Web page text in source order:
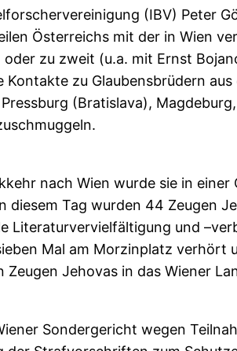
(IBV) Peter
Österreichs mit der in Wien
zu zweit (u.a. mit Ernst
zu Glaubensbrüdern
(Bratislava),
nach Wien wurde sie in einer
Tag wurden 44 Zeugen
Literaturvervielfältigung und
Mal am Morzinplatz verhört
Jehovas in das Wiener
Sondergericht wegen